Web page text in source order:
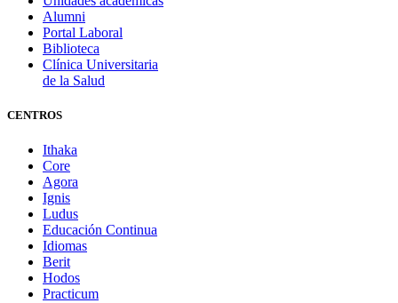
Alumni
Portal Laboral
Biblioteca
Clínica Universitaria
de la Salud
CENTROS
Ithaka
Core
Agora
Ignis
Ludus
Educación Continua
Idiomas
Berit
Hodos
Practicum